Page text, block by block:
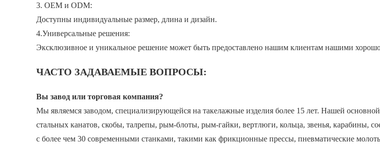
3. OEM и ODM:
Доступны индивидуальные размер, длина и дизайн.
4.Универсальные решения:
Эксклюзивное и уникальное решение может быть предоставлено нашим клиентам нашими
ЧАСТО ЗАДАВАЕМЫЕ ВОПРОСЫ:
Вы завод или торговая компания?
Мы являемся заводом, специализирующейся на такелажные изделия более 15 лет. Нашей
стальных канатов, скобы, талрепы, рым-блоты, рым-гайки, вертлюги, кольца, звенья, карабины,
с более чем 30 современными станками, такими как фрикционные прессы, пневматические